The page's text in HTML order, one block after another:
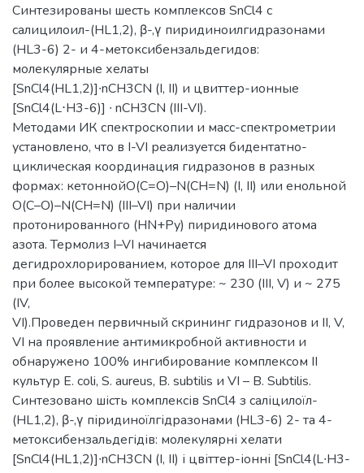
Синтезированы шесть комплексов SnCl4 с
салицилоил-(HL1,2), β-,γ пиридиноилгидразонами
(НL3-6) 2- и 4-метоксибензальдегидов:
молекулярные хелаты
[SnCl4(HL1,2)]∙nCH3CN (I, II) и цвиттер-ионные
[SnCl4(L⋅H3-6)] ∙ nCH3CN (III-VI).
Методами ИК спектроскопии и масс-спектрометрии
установлено, что в I-VI реализуется бидентатно-
циклическая координация гидразонов в разных
формах: кетоннойО(С=О)–N(CH=N) (I, II) или енольной
О(С–О)–N(CH=N) (III–VI) при наличии
протонированного (HN+Ру) пиридинового атома
азота. Термолиз I–VI начинается
дегидрохлорированием, которое для III–VI проходит
при более высокой температуре: ~ 230 (III, V) и ~ 275
(IV,
VI).Проведен первичный скрининг гидразонов и II, V,
VI на проявление антимикробной активности и
обнаружено 100% ингибирование комплексом II
культур E. coli, S. аureus, B. subtilis и VI – B. Subtilis.
Синтезовано шість комплексів SnCl4 з саліцилоїл-
(HL1,2), β-,γ піридиноїлгідразонами (НL3-6) 2- та 4-
метоксибензальдегідів: молекулярні хелати
[SnCl4(HL1,2)]∙nCH3CN (I, II) і цвіттер-іонні [SnCl4(L∙H3-